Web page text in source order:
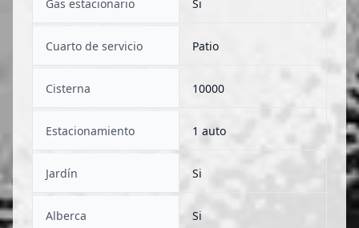
Gas estacionario Si
Cuarto de servicio Patio
Cisterna 10000
Estacionamiento 1 auto
Jardín Si
Alberca Si